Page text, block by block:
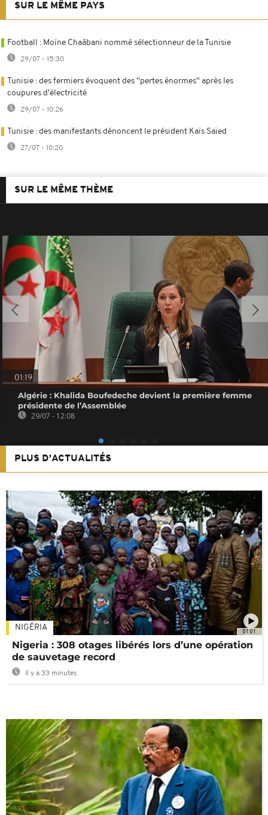
SUR LE MÊME PAYS
Football : Moïne Chaâbani nommé sélectionneur de la Tunisie
29/07 - 15:30
Tunisie : des fermiers évoquent des ''pertes énormes'' après les
coupures d'électricité
29/07 - 10:26
Tunisie : des manifestants dénoncent le président Kaïs Saïed
27/07 - 10:20
SUR LE MÊME THÈME
01:19
Algérie : Khalida Boufedeche devient la première femme
présidente de l’Assemblée
29/07 - 12:08
PLUS D'ACTUALITÉS
01:01
NIGÉRIA
Nigeria : 308 otages libérés lors d’une opération
de sauvetage record
Il y a 33 minutes